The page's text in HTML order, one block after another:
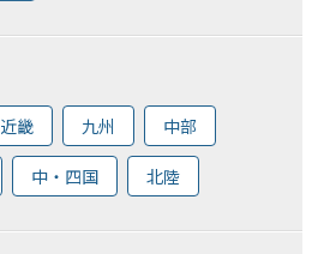
近畿 九州 中部
中・四国 北陸